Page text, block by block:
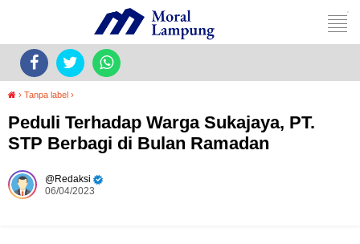
› Tanpa label ›
Peduli Terhadap Warga Sukajaya, PT.
STP Berbagi di Bulan Ramadan
Redaksi
06/04/2023